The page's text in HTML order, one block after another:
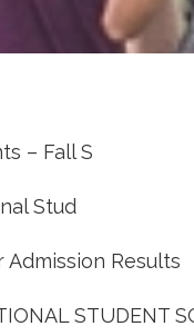
– Fall S
Stud
Admission Results
STUDENT